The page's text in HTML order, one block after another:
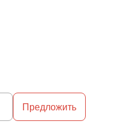
Предложить